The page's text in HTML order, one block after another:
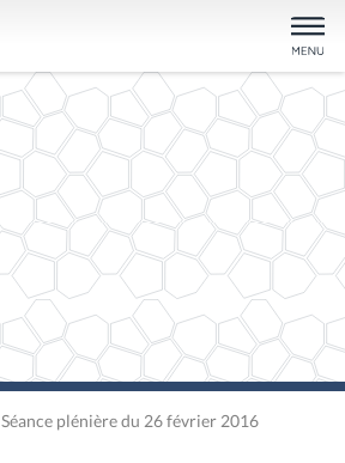
Séance plénière du 26 février 2016